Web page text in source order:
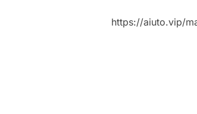
https://aiuto.vip/